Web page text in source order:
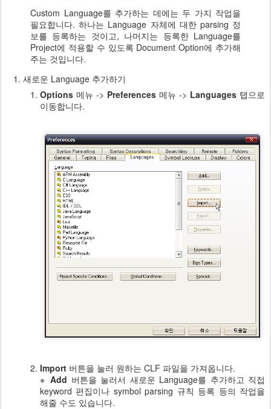
Custom Language를 추가하는 데에는 두 가지 작업을
필요합니다. 하나는 Language 자체에 대한 parsing 정
보를 등록하는 것이고, 나머지는 등록한 Language를
Project에 적용할 수 있도록 Document Option에 추가해
주는 것입니다.
새로운 Language 추가하기
Options 메뉴 -> Preferences 메뉴 -> Languages 탭으로
이동합니다.
Import 버튼을 눌러 원하는 CLF 파일을 가져옵니다.
※ Add 버튼을 눌러서 새로운 Language를 추가하고 직접
keyword 편집이나 symbol parsing 규칙 등록 등의 작업을
해줄 수도 있습니다.